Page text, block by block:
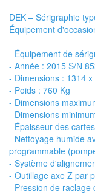
DEK – Sérigraphie
Équipement
- Équipement de
- Année : 2015 S/N
- Dimensions : 1314
- Poids : 760 Kg
- Dimensions
- Dimensions
- Épaisseur des
- Nettoyage humide
programmable
- Système
- Outillage axe Z par
- Pression de raclage